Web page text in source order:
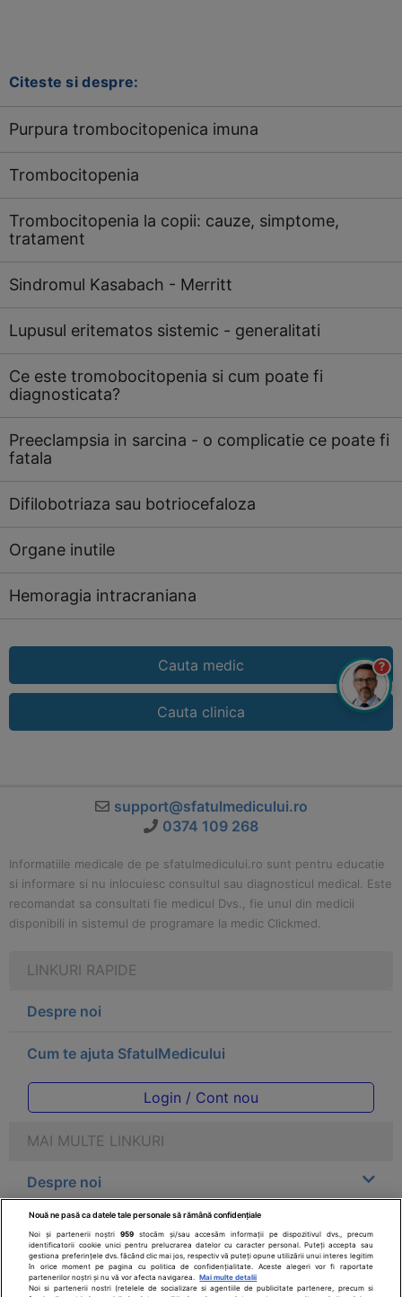
Citeste si despre:
Purpura trombocitopenica imuna
Trombocitopenia
Trombocitopenia la copii: cauze, simptome,
tratament
Sindromul Kasabach - Merritt
Lupusul eritematos sistemic - generalitati
Ce este tromobocitopenia si cum poate fi
diagnosticata?
Preeclampsia in sarcina - o complicatie ce poate fi
fatala
Difilobotriaza sau botriocefaloza
Organe inutile
Hemoragia intracraniana
Cauta medic
Cauta clinica
support@sfatulmedicului.ro
0374 109 268
Informatiile medicale de pe sfatulmedicului.ro sunt pentru educatie
si informare si nu inlocuiesc consultul sau diagnosticul medical. Este
recomandat sa consultati fie medicul Dvs., fie unul din medicii
disponibili in sistemul de programare la medic Clickmed.
LINKURI RAPIDE
Despre noi
Cum te ajuta SfatulMedicului
Login / Cont nou
MAI MULTE LINKURI
Despre noi
Legal
Drepturile consumatorului
?
Nouă ne pasă ca datele tale personale să rămână confidențiale
Noi și partenerii noștri959 stocăm și/sau accesăm informații pe dispozitivul dvs., precum
identificatorii cookie unici pentru prelucrarea datelor cu caracter personal. Puteți accepta sau
gestiona preferințele dvs. făcând clic mai jos, respectiv vă puteți opune utilizării unui interes legitim
în orice moment pe pagina cu politica de confidențialitate. Aceste alegeri vor fi raportate
partenerilor noștri și nu vă vor afecta navigarea.
Mai multe detalii
Noi si partenerii nostri (retelele de socializare si agentiile de publicitate partenere, precum si